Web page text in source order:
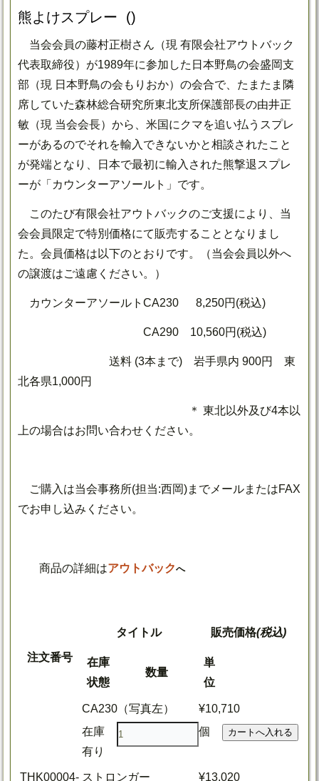
熊よけスプレー ()
当会会員の藤村正樹さん（現 有限会社アウトバック
代表取締役）が1989年に参加した日本野鳥の会盛岡支
部（現 日本野鳥の会もりおか）の会合で、たまたま隣
席していた森林総合研究所東北支所保護部長の由井正
敏（現 当会会長）から、米国にクマを追い払うスプレ
ーがあるのでそれを輸入できないかと相談されたこと
が発端となり、日本で最初に輸入された熊撃退スプレ
ーが「カウンターアソールト」です。
このたび有限会社アウトバックのご支援により、当
会会員限定で特別価格にて販売することとなりまし
た。会員価格は以下のとおりです。（当会会員以外へ
の譲渡はご遠慮ください。）
カウンターアソールトCA230 8,250円(税込)
CA290 10,560円(税込)
送料 (3本まで) 岩手県内 900円 東
北各県1,000円
＊ 東北以外及び4本以
上の場合はお問い合わせください。
ご購入は当会事務所(担当:西岡)までメールまたはFAX
でお申し込みください。
商品の詳細はアウトバックへ
注文番号
タイトル 販売価格(税込)
在庫
状態
数量
単
位
CA230（写真左）
¥10,710
在庫
有り
個
THK00004- ストロンガー ¥13,020